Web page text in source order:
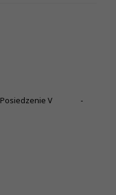
Posiedzenie V -